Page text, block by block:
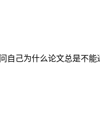
己为什么论文总是不